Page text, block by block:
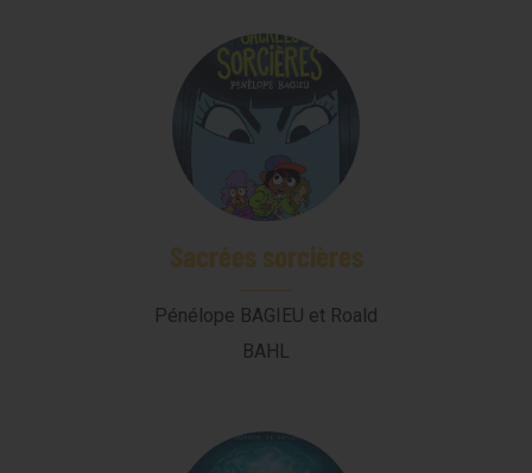
Sacrées sorcières
Pénélope BAGIEU et Roald
BAHL